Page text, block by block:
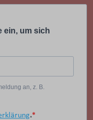
ein, um sich
an, z. B.
.